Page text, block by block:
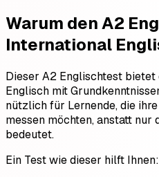
Warum den A2
International
Dieser A2 Englischtest
Englisch mit
nützlich für Lernende, die
messen möchten, anstatt nur
bedeutet.
Ein Test wie dieser hilft Ihnen: